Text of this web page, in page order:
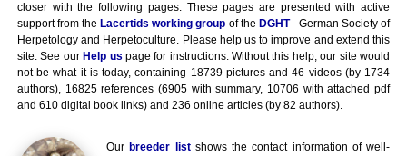
closer with the following pages. These pages are presented with active
support from the Lacertids working group of the DGHT- German Society of
Herpetology and Herpetoculture. Please help us to improve and extend this
site. See our Help us page for instructions. Without this help, our site would
not be what it is today, containing 18739 pictures and 46 videos (by 1734
authors), 16825 references (6905 with summary, 10706 with attached pdf
and 610 digital book links) and 236 online articles (by 82 authors).
Our breeder listshows the contact information of well-